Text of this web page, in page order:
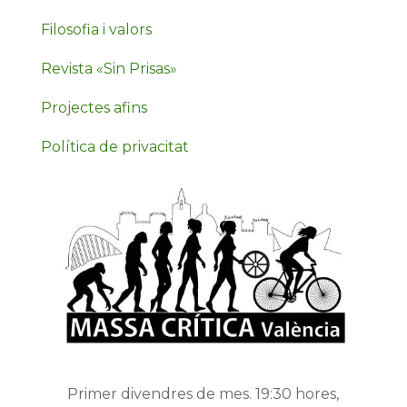
Filosofia i valors
Revista «Sin Prisas»
Projectes afins
Política de privacitat
Primer divendres de mes. 19:30 hores,